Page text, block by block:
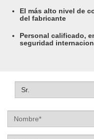
El más alto nivel de
del fabricante
Personal calificado,
seguridad
Sr.
Nombre